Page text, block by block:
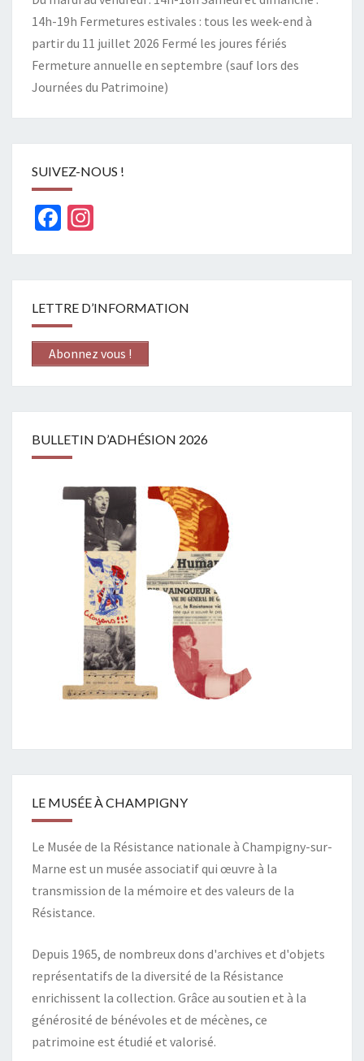
14h-19h Fermetures estivales : tous les week-end à
partir du 11 juillet 2026 Fermé les joures fériés
Fermeture annuelle en septembre (sauf lors des
Journées du Patrimoine)
SUIVEZ-NOUS !
Facebook
LETTRE D’INFORMATION
Abonnez vous !
BULLETIN D’ADHÉSION 2026
LE MUSÉE À CHAMPIGNY
Le Musée de la Résistance nationale à Champigny-sur-
Marne est un musée associatif qui œuvre à la
transmission de la mémoire et des valeurs de la
Résistance.
Depuis 1965, de nombreux dons d'archives et d'objets
représentatifs de la diversité de la Résistance
enrichissent la collection. Grâce au soutien et à la
générosité de bénévoles et de mécènes, ce
patrimoine est étudié et valorisé.